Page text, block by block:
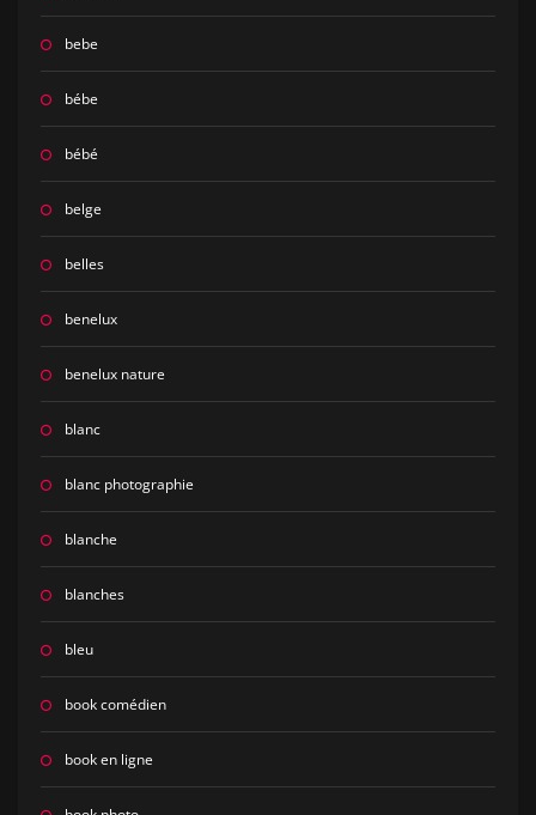
bebe
bébe
bébé
belge
belles
benelux
benelux nature
blanc
blanc photographie
blanche
blanches
bleu
book comédien
book en ligne